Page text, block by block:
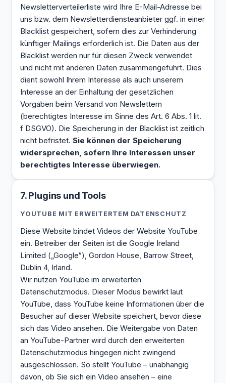
Newsletterverteilerliste wird Ihre E-Mail-Adresse bei
uns bzw. dem Newsletterdiensteanbieter ggf. in einer
Blacklist gespeichert, sofern dies zur Verhinderung
künftiger Mailings erforderlich ist. Die Daten aus der
Blacklist werden nur für diesen Zweck verwendet
und nicht mit anderen Daten zusammengeführt. Dies
dient sowohl Ihrem Interesse als auch unserem
Interesse an der Einhaltung der gesetzlichen
Vorgaben beim Versand von Newslettern
(berechtigtes Interesse im Sinne des Art. 6 Abs. 1 lit.
f DSGVO). Die Speicherung in der Blacklist ist zeitlich
nicht befristet. Sie können der Speicherung
widersprechen, sofern Ihre Interessen unser
berechtigtes Interesse überwiegen.
7. Plugins und Tools
YOUTUBE MIT ERWEITERTEM DATENSCHUTZ
Diese Website bindet Videos der Website YouTube
ein. Betreiber der Seiten ist die Google Ireland
Limited („Google“), Gordon House, Barrow Street,
Dublin 4, Irland.
Wir nutzen YouTube im erweiterten
Datenschutzmodus. Dieser Modus bewirkt laut
YouTube, dass YouTube keine Informationen über die
Besucher auf dieser Website speichert, bevor diese
sich das Video ansehen. Die Weitergabe von Daten
an YouTube-Partner wird durch den erweiterten
Datenschutzmodus hingegen nicht zwingend
ausgeschlossen. So stellt YouTube – unabhängig
davon, ob Sie sich ein Video ansehen – eine